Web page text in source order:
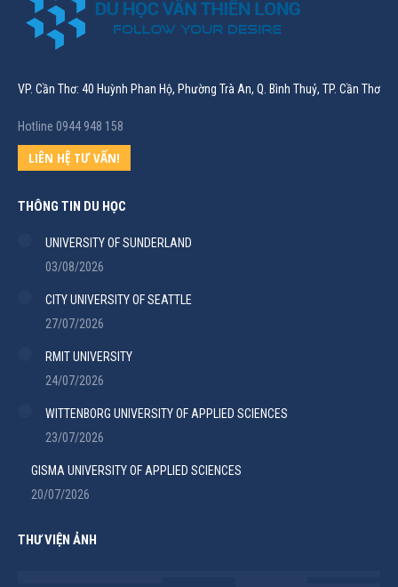
VP. Cần Thơ: 40 Huỳnh Phan Hộ, Phường Trà An, Q. Bình Thuỷ, TP. Cần Thơ
Hotline 0944 948 158
LIÊN HỆ TƯ VẤN!
THÔNG TIN DU HỌC
UNIVERSITY OF SUNDERLAND
03/08/2026
CITY UNIVERSITY OF SEATTLE
27/07/2026
RMIT UNIVERSITY
24/07/2026
WITTENBORG UNIVERSITY OF APPLIED SCIENCES
23/07/2026
GISMA UNIVERSITY OF APPLIED SCIENCES
20/07/2026
THƯ VIỆN ẢNH